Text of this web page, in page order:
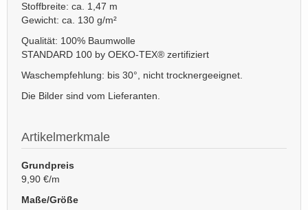
Stoffbreite: ca. 1,47 m
Gewicht: ca. 130 g/m²
Qualität: 100% Baumwolle
STANDARD 100 by OEKO-TEX® zertifiziert
Waschempfehlung: bis 30°, nicht trocknergeeignet.
Die Bilder sind vom Lieferanten.
Artikelmerkmale
Grundpreis
9,90 €/m
Maße/Größe